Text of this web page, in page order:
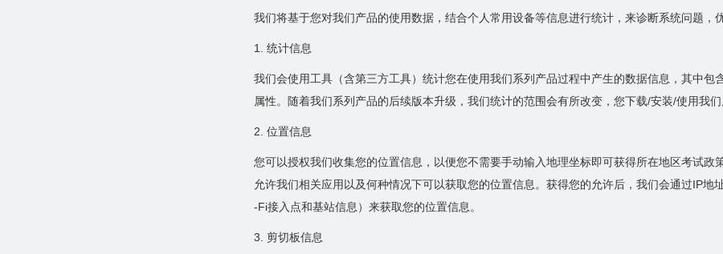
我们将基于您对我们产品的使用数据，结合个人常用设备等信息进行统计，来诊断系统问题，
1. 统计信息
我们会使用工具（含第三方工具）统计您在使用我们系列产品过程中产生的数据信息，其中
属性。随着我们系列产品的后续版本升级，我们统计的范围会有所改变，您下载/安装/使用我
2. 位置信息
您可以授权我们收集您的位置信息，以便您不需要手动输入地理坐标即可获得所在地区考试
允许我们相关应用以及何种情况下可以获取您的位置信息。获得您的允许后，我们会通过IP
-Fi接入点和基站信息）来获取您的位置信息。
3. 剪切板信息